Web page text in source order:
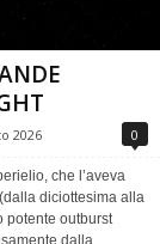
2026 0
che l’aveva
diciottesima alla
potente outburst